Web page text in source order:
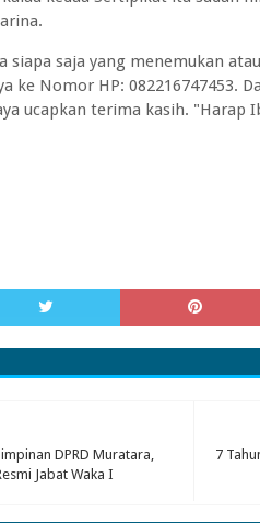
siapa saja yang menemukan
ke Nomor HP: 082216747453.
ucapkan terima kasih. "Harap
7
DPRD Muratara,
Jabat Waka I